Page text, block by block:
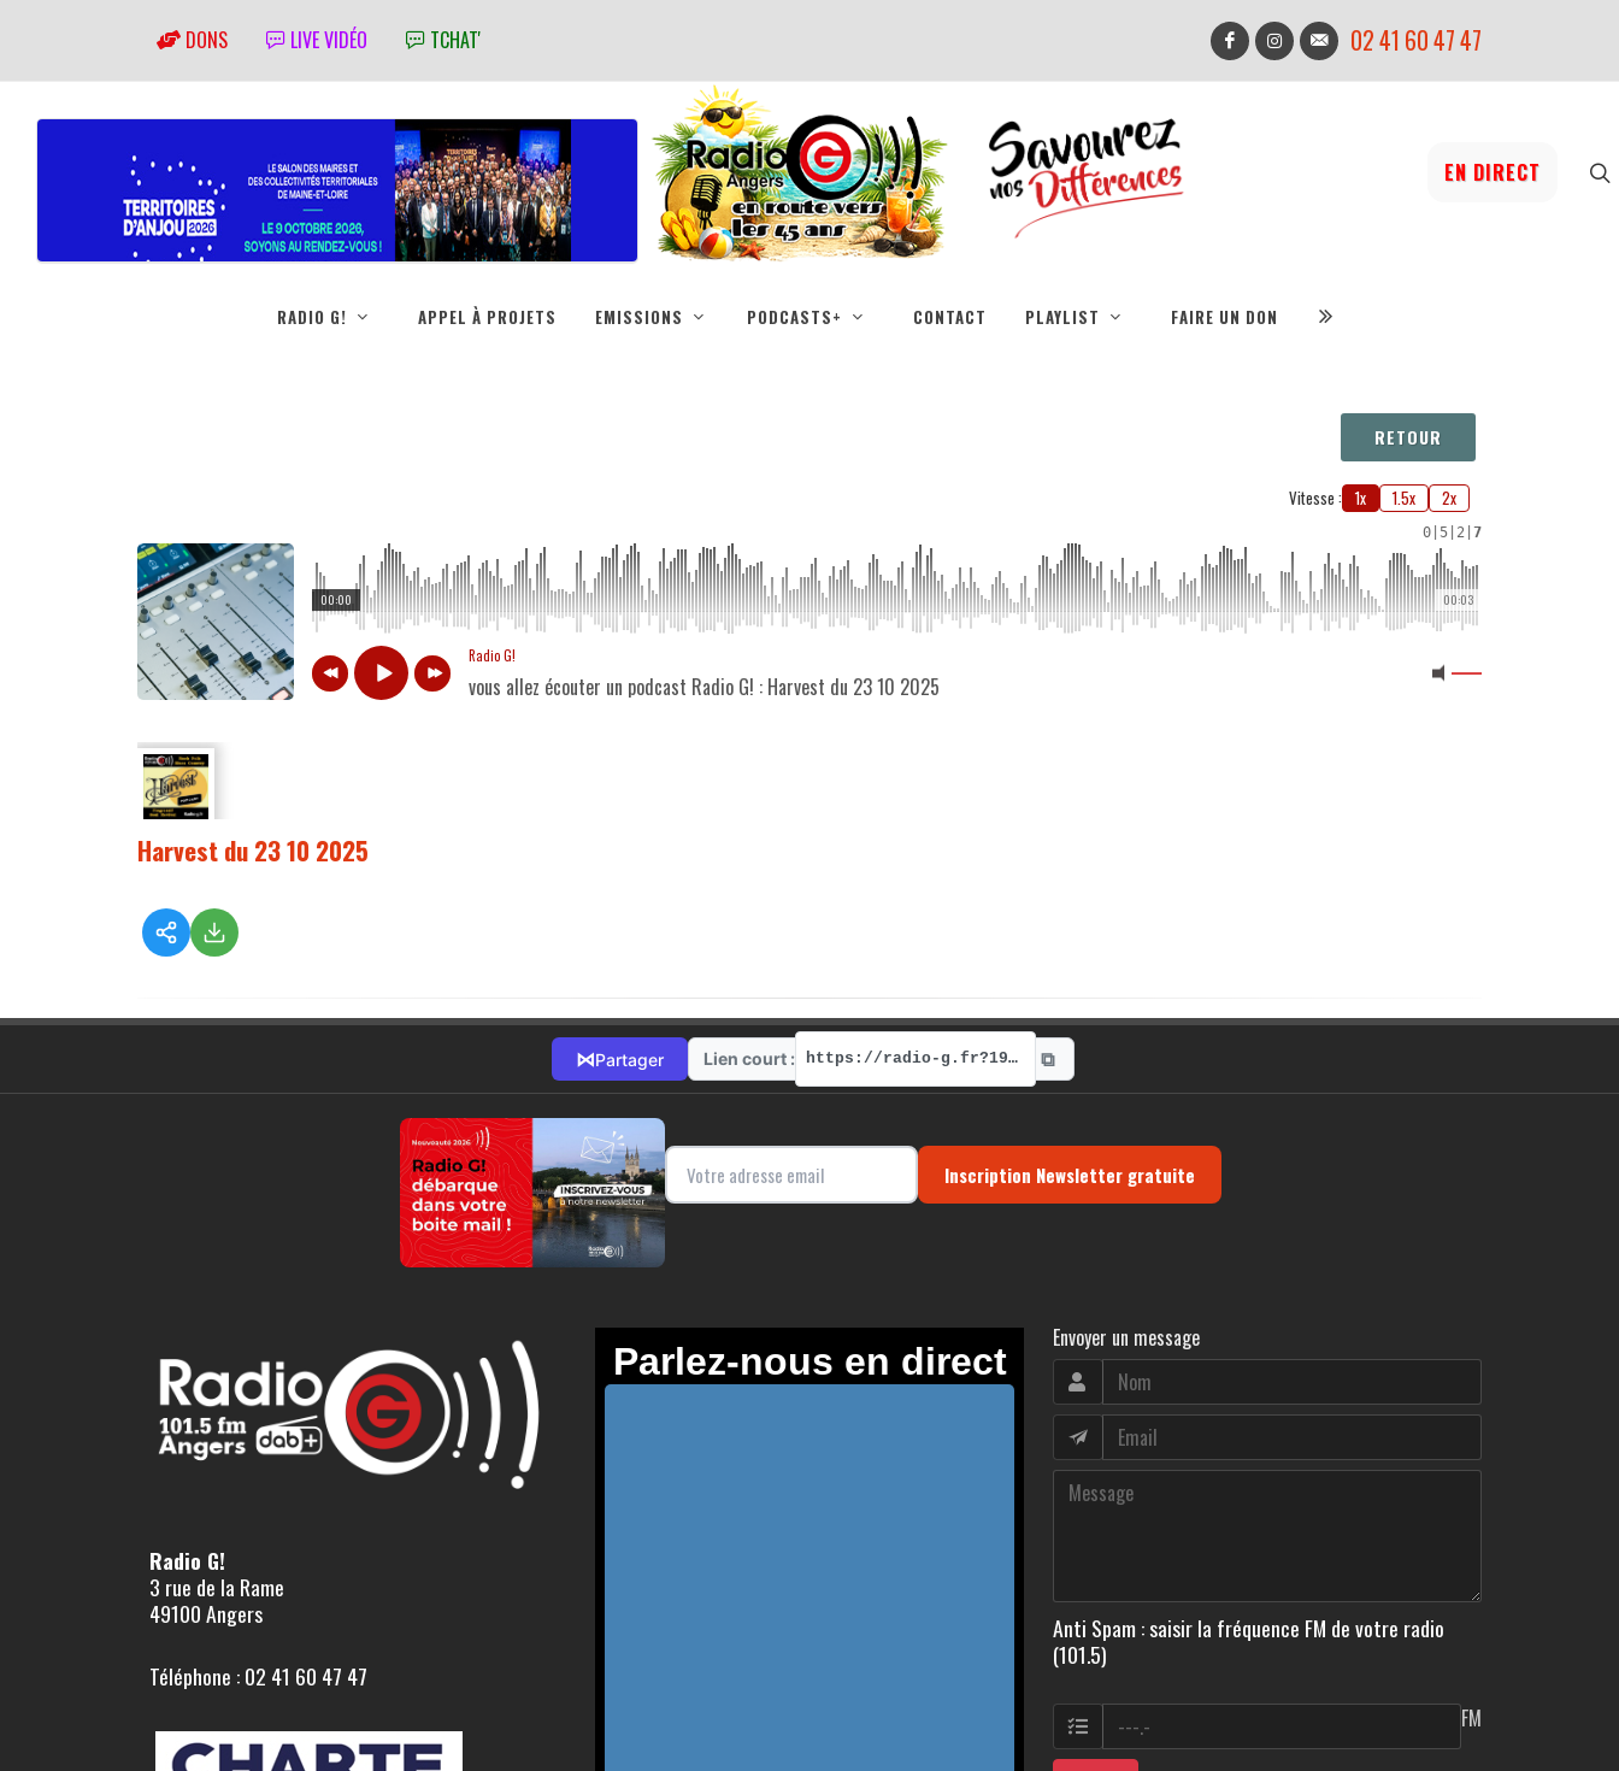
DONS LIVE VIDÉO TCHAT' 02 41 60 47 47
EN DIRECT
RADIO G! APPEL À PROJETS EMISSIONS PODCASTS+ CONTACT PLAYLIST FAIRE UN DON
RETOUR
Vitesse : 1x 1.5x 2x
0 5 2 7
00:03
00:00
Radio G!
vous allez écouter un podcast Radio G! : Harvest du 23 10 2025
Harvest du 23 10 2025
⋈Partager Lien court : https://radio-g.fr?19029 ⧉
Inscription Newsletter gratuite
Radio G!
3 rue de la Rame
49100 Angers
Téléphone : 02 41 60 47 47
Envoyer un message
Anti Spam : saisir la fréquence FM de votre radio
(101.5)
FM